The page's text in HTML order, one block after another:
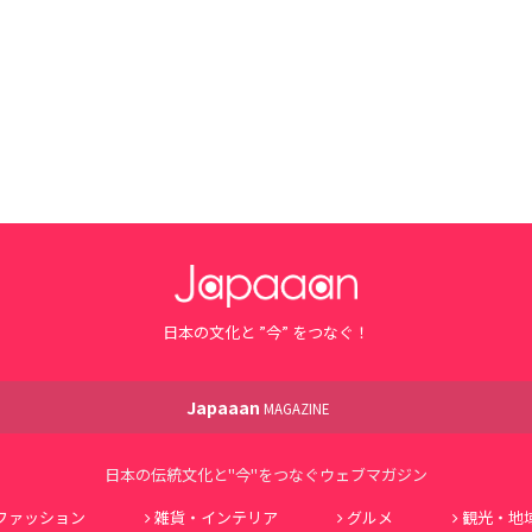
日本の文化と ”今” をつなぐ！
Japaaan MAGAZINE
日本の伝統文化と"今"をつなぐウェブマガジン
ァッション 雑貨・インテリア グルメ 観光・地